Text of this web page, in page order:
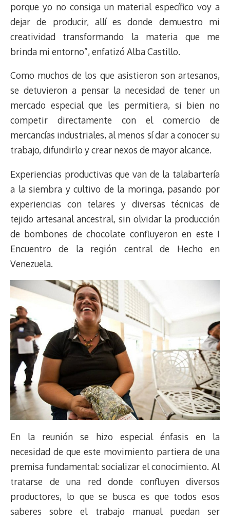
porque yo no consiga un material específico voy a
dejar de producir, allí es donde demuestro mi
creatividad transformando la materia que me
brinda mi entorno”, enfatizó Alba Castillo.
Como muchos de los que asistieron son artesanos,
se detuvieron a pensar la necesidad de tener un
mercado especial que les permitiera, si bien no
competir directamente con el comercio de
mercancías industriales, al menos sí dar a conocer su
trabajo, difundirlo y crear nexos de mayor alcance.
Experiencias productivas que van de la talabartería
a la siembra y cultivo de la moringa, pasando por
experiencias con telares y diversas técnicas de
tejido artesanal ancestral, sin olvidar la producción
de bombones de chocolate confluyeron en este I
Encuentro de la región central de Hecho en
Venezuela.
En la reunión se hizo especial énfasis en la
necesidad de que este movimiento partiera de una
premisa fundamental: socializar el conocimiento. Al
tratarse de una red donde confluyen diversos
productores, lo que se busca es que todos esos
saberes sobre el trabajo manual puedan ser